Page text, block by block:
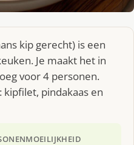
kip gerecht) is een
Je maakt het in
voor 4 personen.
pindakaas en
MOEILIJKHEID